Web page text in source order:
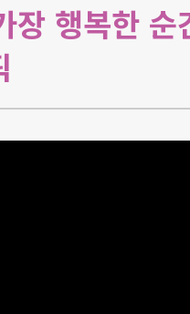
행복한 순